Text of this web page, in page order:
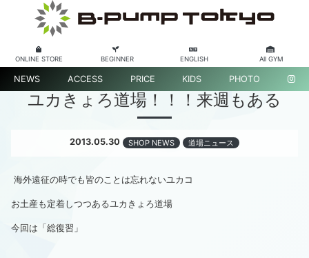
ONLINE STORE BEGINNER ENGLISH All GYM
NEWS ACCESS PRICE KIDS PHOTO
ユカきょろ道場！！！来週もある
2013.05.30 SHOP NEWS 道場ニュース
海外遠征の時でも皆のことは忘れないユカコ
お土産も定着しつつあるユカきょろ道場
今回は「総復習」